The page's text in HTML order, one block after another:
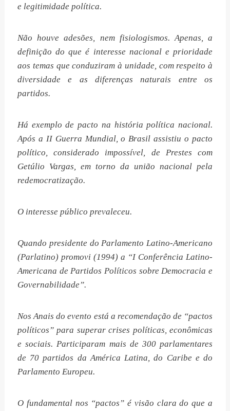
e legitimidade política.
Não houve adesões, nem fisiologismos. Apenas, a
definição do que é interesse nacional e prioridade
aos temas que conduziram à unidade, com respeito à
diversidade e as diferenças naturais entre os
partidos.
Há exemplo de pacto na história política nacional.
Após a II Guerra Mundial, o Brasil assistiu o pacto
político, considerado impossível, de Prestes com
Getúlio Vargas, em torno da união nacional pela
redemocratização.
O interesse público prevaleceu.
Quando presidente do Parlamento Latino-Americano
(Parlatino) promovi (1994) a “I Conferência Latino-
Americana de Partidos Políticos sobre Democracia e
Governabilidade”.
Nos Anais do evento está a recomendação de “pactos
políticos” para superar crises políticas, econômicas
e sociais. Participaram mais de 300 parlamentares
de 70 partidos da América Latina, do Caribe e do
Parlamento Europeu.
O fundamental nos “pactos” é visão clara do que a